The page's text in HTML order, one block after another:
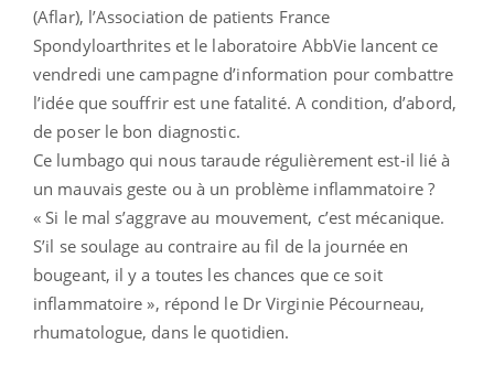
(Aflar), l’Association de patients France
Spondyloarthrites et le laboratoire AbbVie lancent ce
vendredi une campagne d’information pour combattre
l’idée que souffrir est une fatalité. A condition, d’abord,
de poser le bon diagnostic.
Ce lumbago qui nous taraude régulièrement est-il lié à
un mauvais geste ou à un problème inflammatoire ?
« Si le mal s’aggrave au mouvement, c’est mécanique.
S’il se soulage au contraire au fil de la journée en
bougeant, il y a toutes les chances que ce soit
inflammatoire », répond le Dr Virginie Pécourneau,
rhumatologue, dans le quotidien.